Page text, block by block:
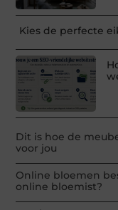
Kies de perfecte
Dit is hoe de
voor jou
Online bloemen
online bloemist?